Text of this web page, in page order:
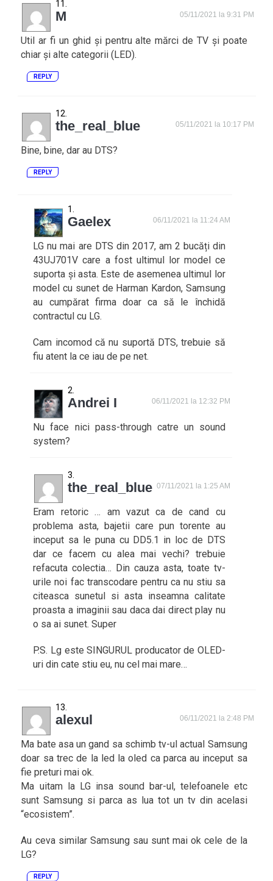
M 05/11/2021 la 9:31 PM
Util ar fi un ghid și pentru alte mărci de TV și poate
chiar și alte categorii (LED).
REPLY
the_real_blue 05/11/2021 la 10:17 PM
Bine, bine, dar au DTS?
REPLY
Gaelex 06/11/2021 la 11:24 AM
LG nu mai are DTS din 2017, am 2 bucăți din
43UJ701V care a fost ultimul lor model ce
suporta și asta. Este de asemenea ultimul lor
model cu sunet de Harman Kardon, Samsung
au cumpărat firma doar ca să le închidă
contractul cu LG.
Cam incomod că nu suportă DTS, trebuie să
fiu atent la ce iau de pe net.
Andrei I 06/11/2021 la 12:32 PM
Nu face nici pass-through catre un sound
system?
the_real_blue 07/11/2021 la 1:25 AM
Eram retoric … am vazut ca de cand cu
problema asta, bajetii care pun torente au
inceput sa le puna cu DD5.1 in loc de DTS
dar ce facem cu alea mai vechi? trebuie
refacuta colectia… Din cauza asta, toate tv-
urile noi fac transcodare pentru ca nu stiu sa
citeasca sunetul si asta inseamna calitate
proasta a imaginii sau daca dai direct play nu
o sa ai sunet. Super
P.S. Lg este SINGURUL producator de OLED-
uri din cate stiu eu, nu cel mai mare…
alexul 06/11/2021 la 2:48 PM
Ma bate asa un gand sa schimb tv-ul actual Samsung
doar sa trec de la led la oled ca parca au inceput sa
fie preturi mai ok.
Ma uitam la LG insa sound bar-ul, telefoanele etc
sunt Samsung si parca as lua tot un tv din acelasi
“ecosistem”.
Au ceva similar Samsung sau sunt mai ok cele de la
LG?
REPLY